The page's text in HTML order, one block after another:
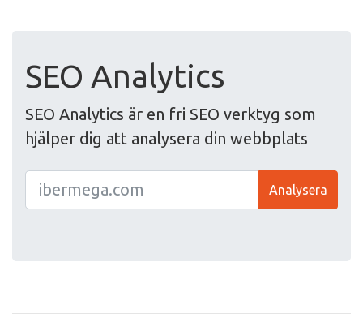
SEO Analytics
SEO Analytics är en fri SEO verktyg som
hjälper dig att analysera din webbplats
Analysera